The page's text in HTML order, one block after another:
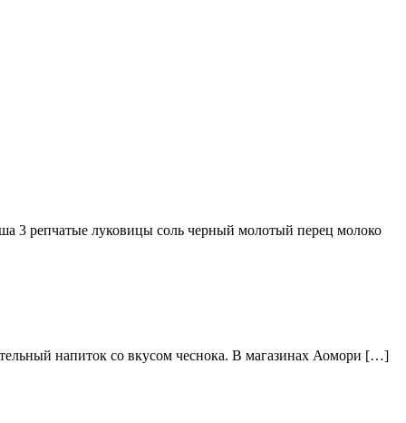
3 репчатые луковицы соль черный молотый перец молоко
напиток со вкусом чеснока. В магазинах Аомори […]